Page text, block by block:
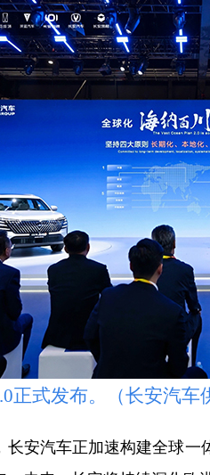
式发布。（长安汽车
安汽车正加速构建全球一